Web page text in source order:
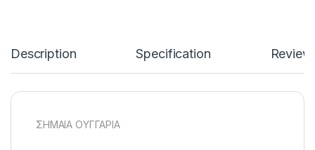
Description Specification
ΣΗΜΑΙΑ ΟΥΓΓΑΡΙΑ